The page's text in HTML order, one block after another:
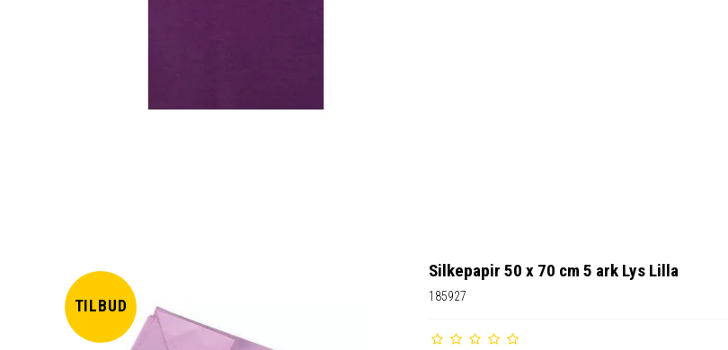
TILBUD
Silkepapir 50 x 70 cm 5 ark Lys Lilla
185927